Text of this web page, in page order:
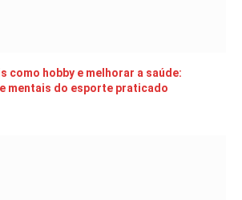
como hobby e melhorar a saúde:
mentais do esporte praticado